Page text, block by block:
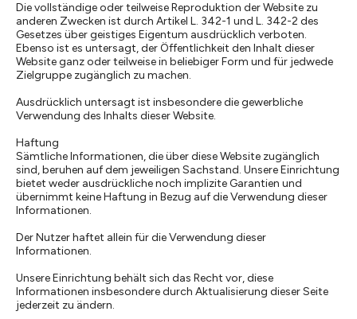
Die vollständige oder teilweise Reproduktion der Website zu
anderen Zwecken ist durch Artikel L. 342-1 und L. 342-2 des
Gesetzes über geistiges Eigentum ausdrücklich verboten.
Ebenso ist es untersagt, der Öffentlichkeit den Inhalt dieser
Website ganz oder teilweise in beliebiger Form und für jedwede
Zielgruppe zugänglich zu machen.
Ausdrücklich untersagt ist insbesondere die gewerbliche
Verwendung des Inhalts dieser Website.
Haftung
Sämtliche Informationen, die über diese Website zugänglich
sind, beruhen auf dem jeweiligen Sachstand. Unsere Einrichtung
bietet weder ausdrückliche noch implizite Garantien und
übernimmt keine Haftung in Bezug auf die Verwendung dieser
Informationen.
Der Nutzer haftet allein für die Verwendung dieser
Informationen.
Unsere Einrichtung behält sich das Recht vor, diese
Informationen insbesondere durch Aktualisierung dieser Seite
jederzeit zu ändern.